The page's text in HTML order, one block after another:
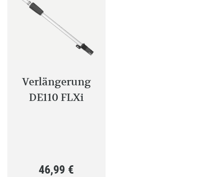
Verlängerung
DE110 FLXi
46,99 €